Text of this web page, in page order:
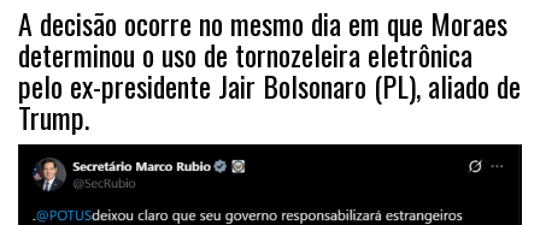
A decisão ocorre no mesmo dia em que Moraes
determinou o uso de tornozeleira eletrônica
pelo ex-presidente Jair Bolsonaro (PL), aliado de
Trump.